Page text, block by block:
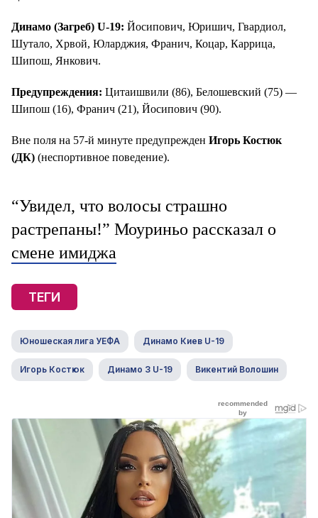
Динамо (Загреб) U-19: Йосипович, Юришич, Гвардиол,
Шутало, Хрвой, Юларджия, Франич, Коцар, Каррица,
Шипош, Янкович.
Предупреждения: Цитаишвили (86), Белошевский (75) —
Шипош (16), Франич (21), Йосипович (90).
Вне поля на 57-й минуте предупрежден Игорь Костюк
(ДК) (неспортивное поведение).
“Увидел, что волосы страшно
растрепаны!” Моуриньо рассказал о
смене имиджа
ТЕГИ
Юношеская лига УЕФА Динамо Киев U-19
Игорь Костюк Динамо З U-19 Викентий Волошин